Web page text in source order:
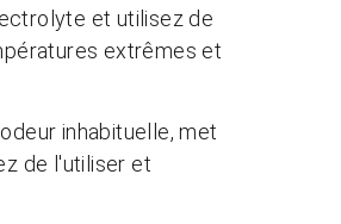
et utilisez de
extrêmes et
inhabituelle, met
de l'utiliser et